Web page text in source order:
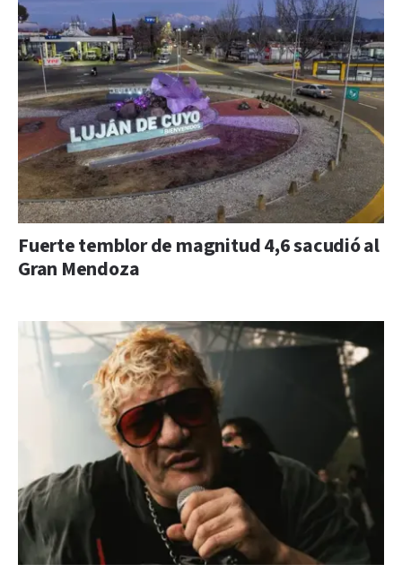
Fuerte temblor de magnitud 4,6 sacudió al
Gran Mendoza